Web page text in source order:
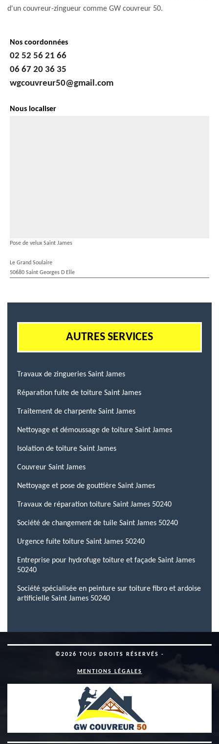
d'un couvreur-zingueur comme GW couvreur 50.
Nos coordonnées
02 52 56 21 66
06 67 20 36 35
wgcouvreur50@gmail.com
Nous localiser
Pose de velux Saint James
Le Grand Soulaire
50680 Saint Georges D Elle
AUTRES SERVICES
Travaux de zingueries Saint James
Réparation fuite de toiture Saint James
Traitement de charpente Saint James
Nettoyage et démoussage de toiture Saint James
Isolation de toiture Saint James
Couvreur Saint James
Nettoyage et pose de gouttière Saint James
Travaux de réparation toiture Saint James 50240
Société de changement de tuile Saint James 50240
Urgence fuite toiture Saint James 50240
Entreprise pour hydrofuge toiture et façade Saint James
50240
Société spécialisée en peinture sur toiture fibro et ardoise
artificielle Saint James 50240
©2026 TOUS DROITS RÉSERVÉS -
MENTIONS LÉGALES